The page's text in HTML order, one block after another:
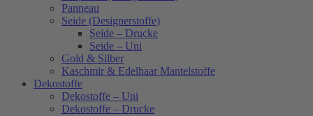
Panneau
Seide (Designerstoffe)
Seide – Drucke
Seide – Uni
Gold & Silber
Kaschmir & Edelhaar Mantelstoffe
Dekostoffe
Dekostoffe – Uni
Dekostoffe – Drucke